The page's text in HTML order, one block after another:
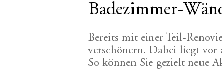
Badezimmer-
Bereits mit einer Teil-
verschönern. Dabei liegt
So können Sie gezielt neue